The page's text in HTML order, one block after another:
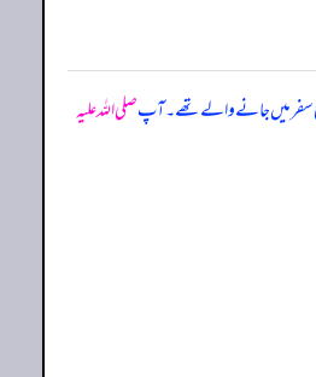
سفر میں جانے والے تھے۔ آپصلی اللہ علیہ